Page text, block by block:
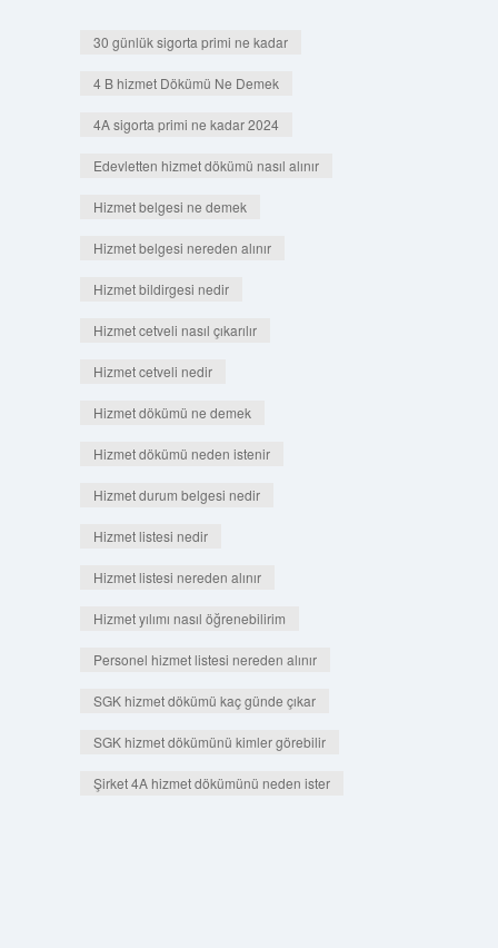
30 günlük sigorta primi ne kadar
4 B hizmet Dökümü Ne Demek
4A sigorta primi ne kadar 2024
Edevletten hizmet dökümü nasıl alınır
Hizmet belgesi ne demek
Hizmet belgesi nereden alınır
Hizmet bildirgesi nedir
Hizmet cetveli nasıl çıkarılır
Hizmet cetveli nedir
Hizmet dökümü ne demek
Hizmet dökümü neden istenir
Hizmet durum belgesi nedir
Hizmet listesi nedir
Hizmet listesi nereden alınır
Hizmet yılımı nasıl öğrenebilirim
Personel hizmet listesi nereden alınır
SGK hizmet dökümü kaç günde çıkar
SGK hizmet dökümünü kimler görebilir
Şirket 4A hizmet dökümünü neden ister